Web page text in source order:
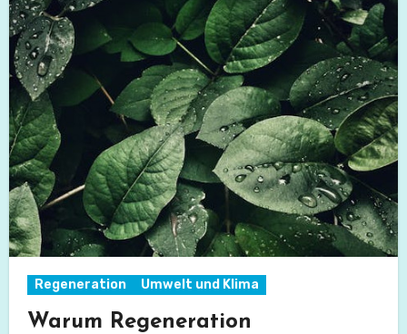
Regeneration Umwelt und Klima
Warum Regeneration